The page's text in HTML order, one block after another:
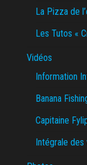
La Pizza de
Les Tutos «
Vidéos
Information
Banana
Capitaine
Intégrale